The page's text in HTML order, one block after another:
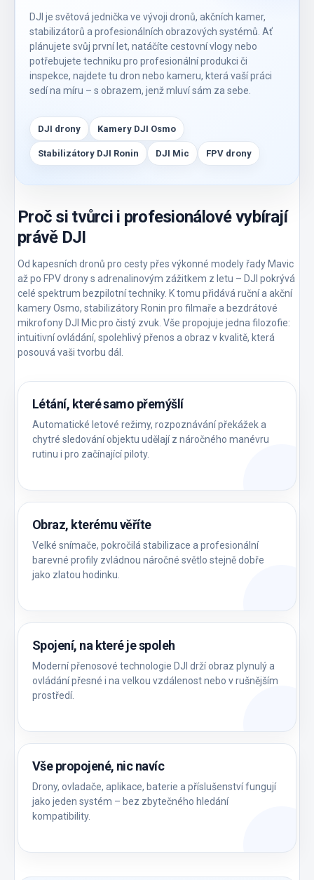
DJI je světová jednička ve vývoji dronů, akčních kamer,
stabilizátorů a profesionálních obrazových systémů. Ať
plánujete svůj první let, natáčíte cestovní vlogy nebo
potřebujete techniku pro profesionální produkci či
inspekce, najdete tu dron nebo kameru, která vaší práci
sedí na míru – s obrazem, jenž mluví sám za sebe.
DJI drony Kamery DJI Osmo
Stabilizátory DJI Ronin DJI Mic FPV drony
Proč si tvůrci i profesionálové vybírají
právě DJI
Od kapesních dronů pro cesty přes výkonné modely řady Mavic
až po FPV drony s adrenalinovým zážitkem z letu – DJI pokrývá
celé spektrum bezpilotní techniky. K tomu přidává ruční a akční
kamery Osmo, stabilizátory Ronin pro filmaře a bezdrátové
mikrofony DJI Mic pro čistý zvuk. Vše propojuje jedna filozofie:
intuitivní ovládání, spolehlivý přenos a obraz v kvalitě, která
posouvá vaši tvorbu dál.
Létání, které samo přemýšlí
Automatické letové režimy, rozpoznávání překážek a
chytré sledování objektu udělají z náročného manévru
rutinu i pro začínající piloty.
Obraz, kterému věříte
Velké snímače, pokročilá stabilizace a profesionální
barevné profily zvládnou náročné světlo stejně dobře
jako zlatou hodinku.
Spojení, na které je spoleh
Moderní přenosové technologie DJI drží obraz plynulý a
ovládání přesné i na velkou vzdálenost nebo v rušnějším
prostředí.
Vše propojené, nic navíc
Drony, ovladače, aplikace, baterie a příslušenství fungují
jako jeden systém – bez zbytečného hledání
kompatibility.